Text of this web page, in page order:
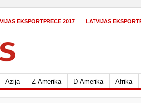
EKSPORTPRECE 2017 LATVIJAS
Āzija Z-Amerika D-Amerika Āfrika